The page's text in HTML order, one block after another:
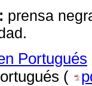
prensa
Portugués
(